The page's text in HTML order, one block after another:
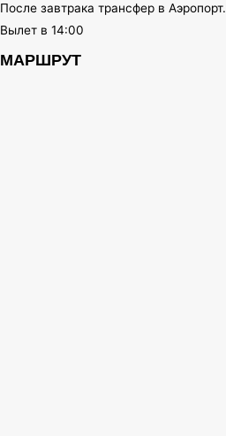
После завтрака трансфер в Аэропорт.
Вылет в 14:00
МАРШРУТ